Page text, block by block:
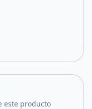
este producto